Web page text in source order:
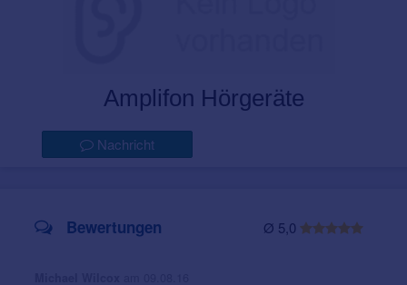
Amplifon Hörgeräte
Nachricht
Ø 5,0
Bewertungen